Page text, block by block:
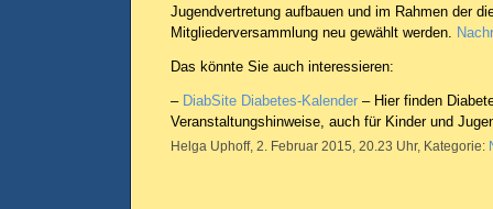
Jugendvertretung aufbauen und im Rahmen der
Mitgliederversammlung neu gewählt werden.
Das könnte Sie auch interessieren:
– DiabSite Diabetes-Kalender – Hier finden
Veranstaltungshinweise, auch für Kinder und
Helga Uphoff, 2. Februar 2015, 20.23 Uhr, Kategorie: